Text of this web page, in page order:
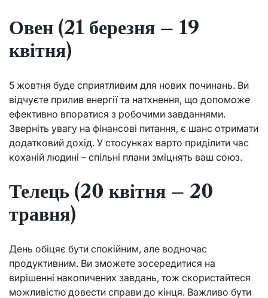
Овен (21 березня – 19
квітня)
5 жовтня буде сприятливим для нових починань. Ви
відчуєте прилив енергії та натхнення, що допоможе
ефективно впоратися з робочими завданнями.
Зверніть увагу на фінансові питання, є шанс отримати
додатковий дохід. У стосунках варто приділити час
коханій людині – спільні плани зміцнять ваш союз.
Телець (20 квітня – 20
травня)
День обіцяє бути спокійним, але водночас
продуктивним. Ви зможете зосередитися на
вирішенні накопичених завдань, тож скористайтеся
можливістю довести справи до кінця. Важливо бути